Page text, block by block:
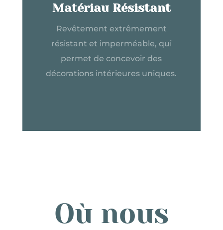
Matériau Résistant
Revêtement extrêmement
résistant et imperméable, qui
permet de concevoir des
décorations intérieures uniques.
Où nous